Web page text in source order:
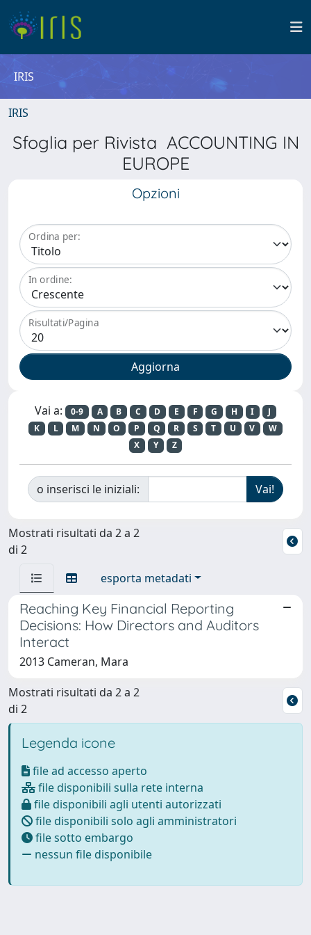
IRIS
IRIS
Sfoglia per Rivista ACCOUNTING IN
EUROPE
Opzioni
Ordina per:
In ordine:
Risultati/Pagina
Vai a: 0-9 A B C D E F G H I
J
K
L M N O P Q R S T U V
W
X
Y Z
o inserisci le iniziali:
Mostrati risultati da 2 a 2
di 2
esporta metadati
Reaching Key Financial Reporting
Decisions: How Directors and Auditors
Interact
2013 Cameran, Mara
Mostrati risultati da 2 a 2
di 2
Legenda icone
file ad accesso aperto
file disponibili sulla rete interna
file disponibili agli utenti autorizzati
file disponibili solo agli amministratori
file sotto embargo
nessun file disponibile